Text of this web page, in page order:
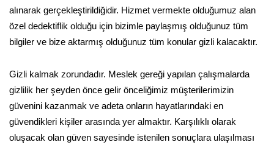
alınarak gerçekleştirildiğidir. Hizmet vermekte olduğumuz alan
özel dedektiflik olduğu için bizimle paylaşmış olduğunuz tüm
bilgiler ve bize aktarmış olduğunuz tüm konular gizli kalacaktır.
Gizli kalmak zorundadır. Meslek gereği yapılan çalışmalarda
gizlilik her şeyden önce gelir önceliğimiz müşterilerimizin
güvenini kazanmak ve adeta onların hayatlarındaki en
güvendikleri kişiler arasında yer almaktır. Karşılıklı olarak
oluşacak olan güven sayesinde istenilen sonuçlara ulaşılması